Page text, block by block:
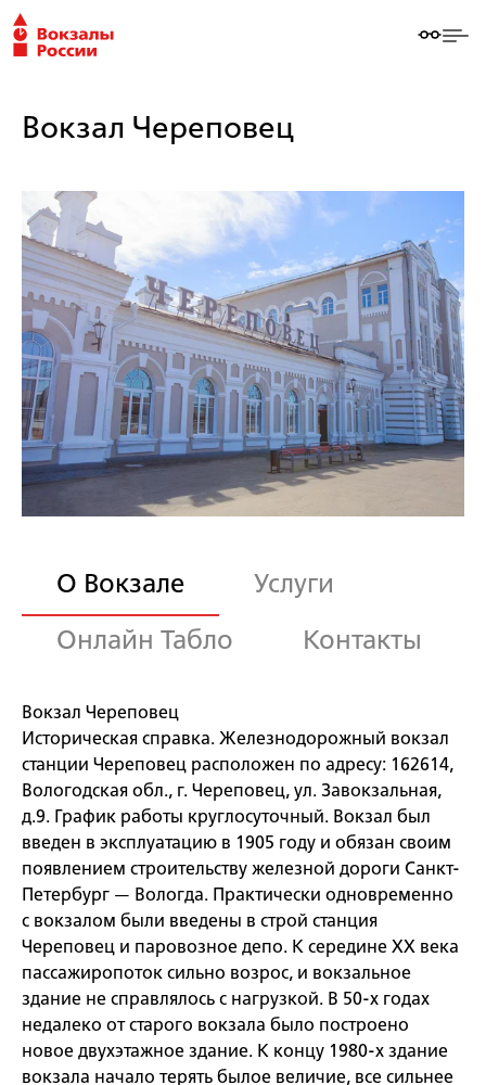
Вокзал Череповец
О Вокзале
Вокзал Череповец
Историческая справка. Железнодорожный вокзал
станции Череповец расположен по адресу: 162614,
Вологодская обл., г. Череповец, ул. Завокзальная,
д.9. График работы круглосуточный. Вокзал был
введен в эксплуатацию в 1905 году и обязан своим
появлением строительству железной дороги Санкт-
Петербург — Вологда. Практически одновременно
с вокзалом были введены в строй станция
Череповец и паровозное депо. К середине XX века
пассажиропоток сильно возрос, и вокзальное
здание не справлялось с нагрузкой. В 50-х годах
недалеко от старого вокзала было построено
новое двухэтажное здание. К концу 1980-х здание
вокзала начало терять былое величие, все сильнее
Услуги
Онлайн Табло Контакты